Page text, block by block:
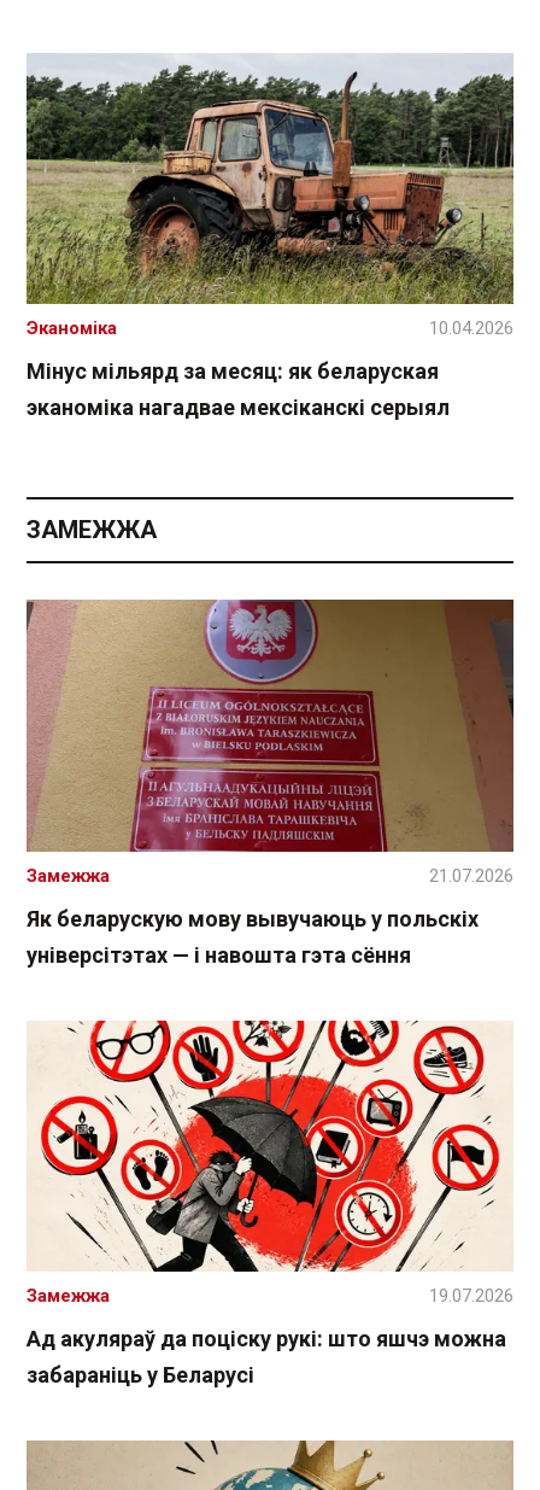
Мінус мільярд за месяц: як беларуская
эканоміка нагадвае мексіканскі серыял
Эканоміка 10.04.2026
ЗАМЕЖЖА
Як беларускую мову вывучаюць у польскіх
універсітэтах — і навошта гэта сёння
Замежжа 21.07.2026
Ад акуляраў да поціску рукі: што яшчэ можна
забараніць у Беларусі
Замежжа 19.07.2026